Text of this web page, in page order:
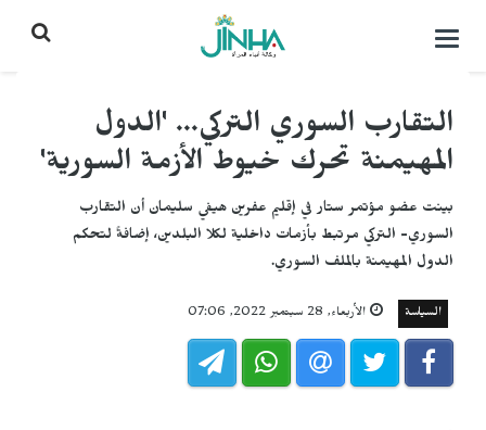
التحكم
التقارب السوري التركي... 'الدول
المهيمنة تحرك خيوط الأزمة السورية'
بينت عضو مؤتمر ستار في إقليم عفرين هيفي سليمان أن التقارب
السوري- التركي مرتبط بأزمات داخلية لكلا البلدين، إضافةً لتحكم
الدول المهيمنة بالملف السوري.
السياسة الأربعاء, 28 سبتمبر 2022, 07:06